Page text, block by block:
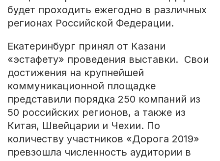
будет проходить ежегодно в различных
регионах Российской Федерации.
Екатеринбург принял от Казани
«эстафету» проведения выставки. Свои
достижения на крупнейшей
коммуникационной площадке
представили порядка 250 компаний из
50 российских регионов, а также из
Китая, Швейцарии и Чехии. По
количеству участников «Дорога 2019»
превзошла численность аудитории в